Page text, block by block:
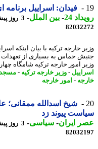
فیدان: اسراییل برنامه ای
24
-بین الملل-3 روز پیش - چهارشنبه 14 مرداد 1405، 22:42
خارجه ترکیه با بیان اینکه
امور خارجه ترکیه شامگاه
-وزیر خارجه ترکیه-
-امور خارجه
شیخ اسدالله ممقانی؛
پیوند زد
ایران- سیاسی-3 روز پیش - چهارشنبه 14 مرداد 1405، 22:30